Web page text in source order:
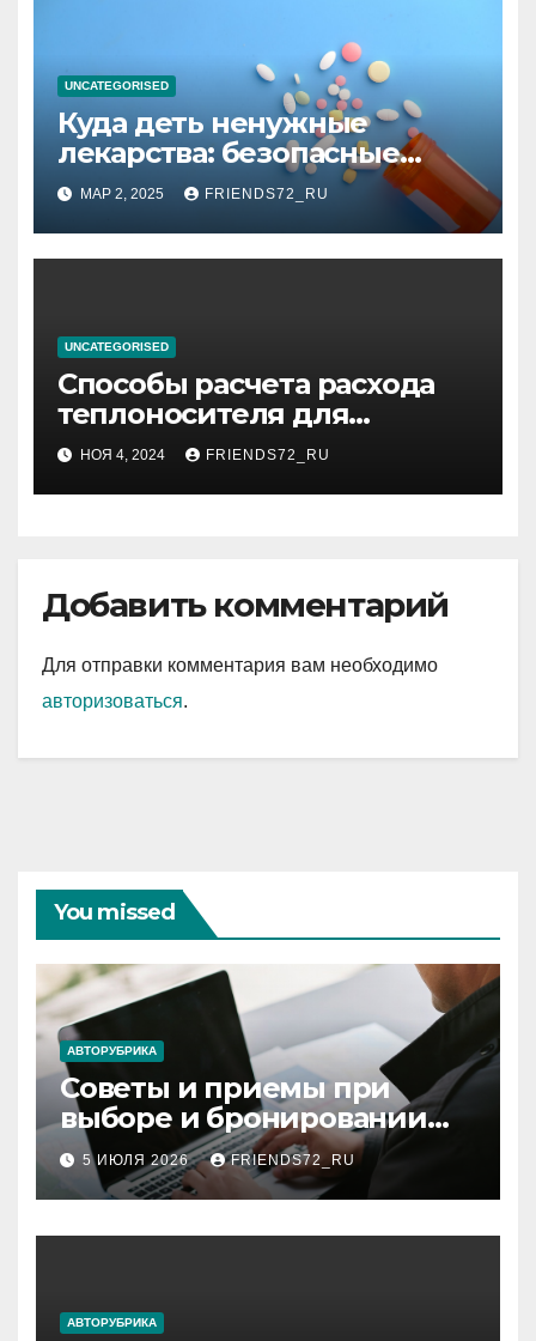
UNCATEGORISED
Куда деть ненужные
лекарства: безопасные
способы утилизации
МАР 2, 2025 FRIENDS72_RU
UNCATEGORISED
Способы расчета расхода
теплоносителя для
системы отопления
НОЯ 4, 2024 FRIENDS72_RU
Добавить комментарий
Для отправки комментария вам необходимо
авторизоваться.
You missed
АВТОРУБРИКА
Советы и приемы при
выборе и бронировании
авиабилетов
5 ИЮЛЯ 2026 FRIENDS72_RU
АВТОРУБРИКА